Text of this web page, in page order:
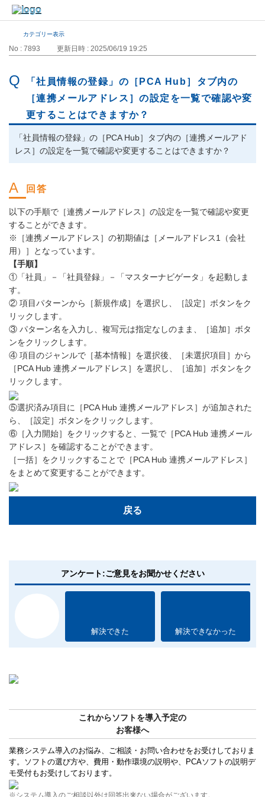
カテゴリー表示
No : 7893 更新日時 : 2025/06/19 19:25
「社員情報の登録」の［PCA Hub］タブ内の
［連携メールアドレス］の設定を一覧で確認や変
更することはできますか？
「社員情報の登録」の［PCA Hub］タブ内の［連携メールアド
レス］の設定を一覧で確認や変更することはできますか？
以下の手順で［連携メールアドレス］の設定を一覧で確認や変更
することができます。
※［連携メールアドレス］の初期値は［メールアドレス1（会社
用）］となっています。
【手順】
①「社員」－「社員登録」－「マスターナビゲータ」を起動しま
す。
② 項目パターンから［新規作成］を選択し、［設定］ボタンをク
リックします。
③ パターン名を入力し、複写元は指定なしのまま、［追加］ボタ
ンをクリックします。
④ 項目のジャンルで［基本情報］を選択後、［未選択項目］から
［PCA Hub 連携メールアドレス］を選択し、［追加］ボタンをク
リックします。
⑤選択済み項目に［PCA Hub 連携メールアドレス］が追加された
ら、［設定］ボタンをクリックします。
⑥［入力開始］をクリックすると、一覧で［PCA Hub 連携メール
アドレス］を確認することができます。
［一括］をクリックすることで［PCA Hub 連携メールアドレス］
をまとめて変更することができます。
戻る
アンケート:ご意見をお聞かせください
解決できた 解決できなかった
これからソフトを導入予定の
お客様へ
業務システム導入のお悩み、ご相談・お問い合わせをお受けしておりま
す。ソフトの選び方や、費用・動作環境の説明や、PCAソフトの説明デ
モ受付もお受けしております。
※システム導入のご相談以外は回答出来ない場合がございます。